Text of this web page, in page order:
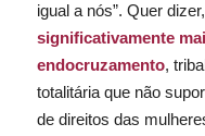
igual a nós”. Quer
significativamente
endocruzamento,
totalitária que não
de direitos das